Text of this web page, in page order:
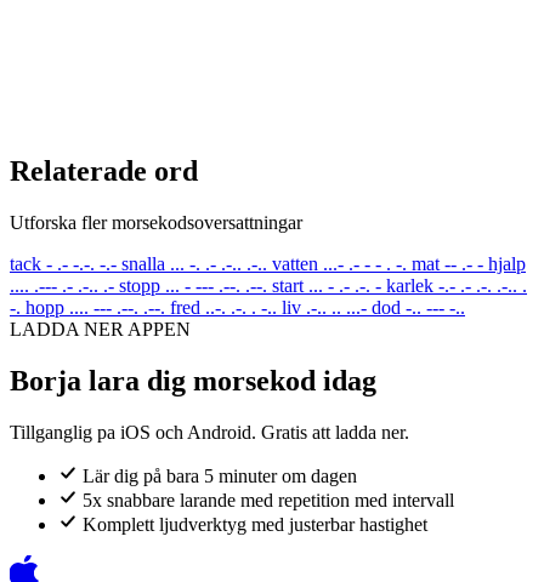
Relaterade ord
Utforska fler morsekodsoversattningar
tack - .- -.-. -.- snalla ... -. .- .-.. .-.. vatten ...- .- - - . -. mat -- .- - hjalp
.... .--- .- .-.. .- stopp ... - --- .--. .--. start ... - .- .-. - karlek -.- .- .-. .-.. .
-. hopp .... --- .--. .--. fred ..-. .-. . -.. liv .-.. .. ...- dod -.. --- -..
LADDA NER APPEN
Borja lara dig morsekod idag
Tillganglig pa iOS och Android. Gratis att ladda ner.
Lär dig på bara 5 minuter om dagen
5x snabbare larande med repetition med intervall
Komplett ljudverktyg med justerbar hastighet